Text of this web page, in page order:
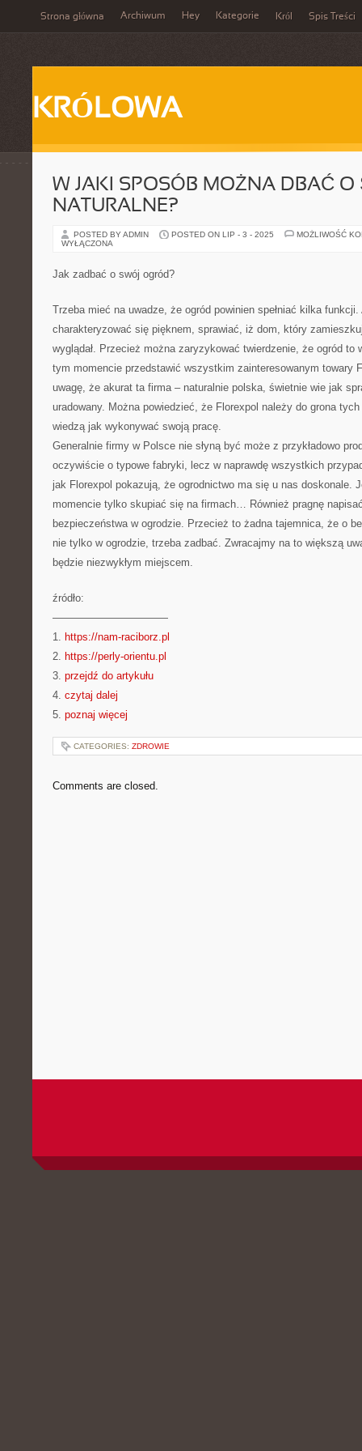
Strona główna Archiwum Hey Kategorie Król Spis Treści
KRÓLOWA
W JAKI SPOSÓB MOŻNA DBAĆ O
NATURALNE?
POSTED BY ADMIN POSTED ON LIP - 3 - 2025
MOŻLIWOŚĆ
WYŁĄCZONA
Jak zadbać o swój ogród?
Trzeba mieć na uwadze, że ogród powinien spełniać kilka
charakteryzować się pięknem, sprawiać, iż dom, który
wyglądał. Przecież można zaryzykować twierdzenie, że ogród to
tym momencie przedstawić wszystkim zainteresowanym towary
uwagę, że akurat ta firma – naturalnie polska, świetnie wie jak
uradowany. Można powiedzieć, że Florexpol należy do grona
wiedzą jak wykonywać swoją pracę.
Generalnie firmy w Polsce nie słyną być może z przykładowo
oczywiście o typowe fabryki, lecz w naprawdę wszystkich
jak Florexpol pokazują, że ogrodnictwo ma się u nas doskonale.
momencie tylko skupiać się na firmach… Również pragnę
bezpieczeństwa w ogrodzie. Przecież to żadna tajemnica, że o
nie tylko w ogrodzie, trzeba zadbać. Zwracajmy na to większą
będzie niezwykłym miejscem.
źródło:
———————————
1. https://nam-raciborz.pl
2. https://perly-orientu.pl
3. przejdź do artykułu
4. czytaj dalej
5. poznaj więcej
CATEGORIES: ZDROWIE
Comments are closed.